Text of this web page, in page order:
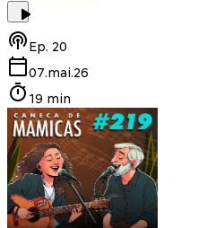
Ep. 20
07.mai.26
19 min